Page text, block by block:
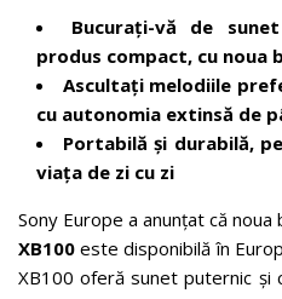
Bucurați-vă de
produs compact, cu noua
Ascultați melodiile
cu autonomia extinsă de
Portabilă și durabilă,
viața de zi cu zi
Sony Europe a anunțat că
XB100este disponibilă în
XB100 oferă sunet puternic și